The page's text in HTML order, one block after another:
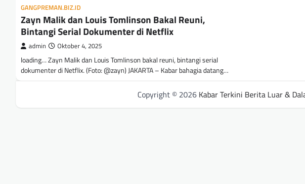
GANGPREMAN.BIZ.ID
Zayn Malik dan Louis Tomlinson Bakal Reuni,
Bintangi Serial Dokumenter di Netflix
admin Oktober 4, 2025
loading… Zayn Malik dan Louis Tomlinson bakal reuni, bintangi serial
dokumenter di Netflix. (Foto: @zayn) JAKARTA – Kabar bahagia datang…
Copyright © 2026 Kabar Terkini Berita Luar &